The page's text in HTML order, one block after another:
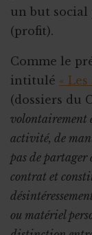
un but social
(profit).
Comme le
intitulé «
(dossiers du
volontairement
activité, de
pas de partager
contrat et
ou matériel